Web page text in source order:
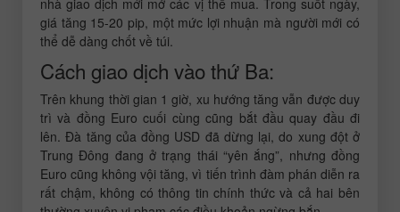
giá tăng 15-20 pip, một mức lợi nhuận mà người mới có
thể dễ dàng chốt về túi.
Cách giao dịch vào thứ Ba:
Trên khung thời gian 1 giờ, xu hướng tăng vẫn được duy
trì và đồng Euro cuối cùng cũng bắt đầu quay đầu đi
lên. Đà tăng của đồng USD đã dừng lại, do xung đột ở
Trung Đông đang ở trạng thái “yên ắng”, nhưng đồng
Euro cũng không vội tăng, vì tiến trình đàm phán diễn ra
rất chậm, không có thông tin chính thức và cả hai bên